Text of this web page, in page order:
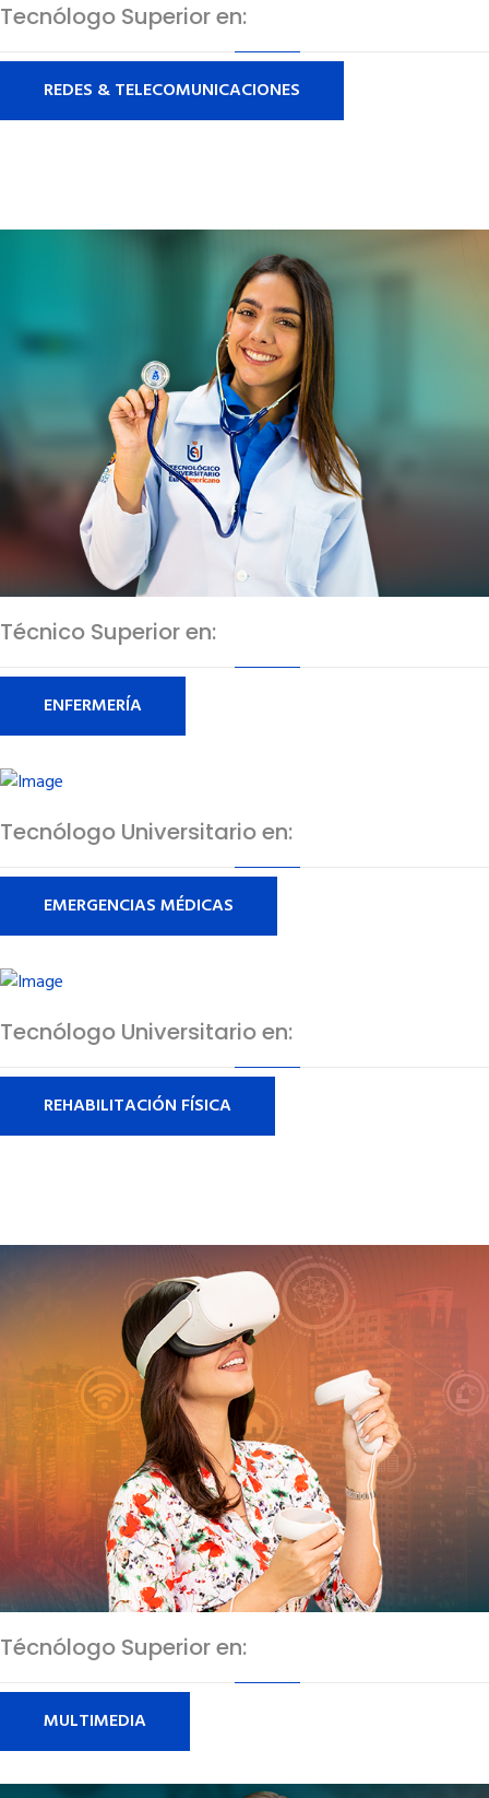
Tecnólogo Superior en:
REDES & TELECOMUNICACIONES
Técnico Superior en:
ENFERMERÍA
Tecnólogo Universitario en:
EMERGENCIAS MÉDICAS
Tecnólogo Universitario en:
REHABILITACIÓN FÍSICA
Técnólogo Superior en:
MULTIMEDIA